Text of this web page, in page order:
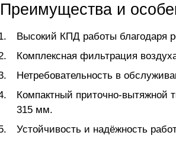
Преимущества и
Высокий КПД работы благодаря
Комплексная фильтрация
Нетребовательность в
Компактный приточно-вытяжной
315 мм.
Устойчивость и надёжность